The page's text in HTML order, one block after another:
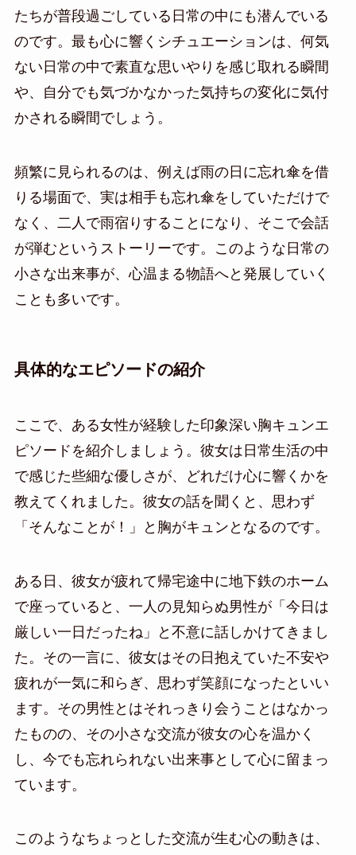
たちが普段過ごしている日常の中にも潜んでいる
のです。最も心に響くシチュエーションは、何気
ない日常の中で素直な思いやりを感じ取れる瞬間
や、自分でも気づかなかった気持ちの変化に気付
かされる瞬間でしょう。
頻繁に見られるのは、例えば雨の日に忘れ傘を借
りる場面で、実は相手も忘れ傘をしていただけで
なく、二人で雨宿りすることになり、そこで会話
が弾むというストーリーです。このような日常の
小さな出来事が、心温まる物語へと発展していく
ことも多いです。
具体的なエピソードの紹介
ここで、ある女性が経験した印象深い胸キュンエ
ピソードを紹介しましょう。彼女は日常生活の中
で感じた些細な優しさが、どれだけ心に響くかを
教えてくれました。彼女の話を聞くと、思わず
「そんなことが！」と胸がキュンとなるのです。
ある日、彼女が疲れて帰宅途中に地下鉄のホーム
で座っていると、一人の見知らぬ男性が「今日は
厳しい一日だったね」と不意に話しかけてきまし
た。その一言に、彼女はその日抱えていた不安や
疲れが一気に和らぎ、思わず笑顔になったといい
ます。その男性とはそれっきり会うことはなかっ
たものの、その小さな交流が彼女の心を温かく
し、今でも忘れられない出来事として心に留まっ
ています。
このようなちょっとした交流が生む心の動きは、